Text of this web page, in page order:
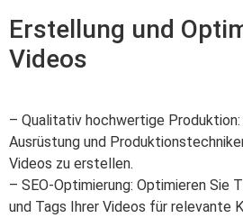
Erstellung und
Videos
– Qualitativ hochwertige
Ausrüstung und
Videos zu erstellen.
– SEO-Optimierung: Optimieren Sie
und Tags Ihrer Videos für relevante